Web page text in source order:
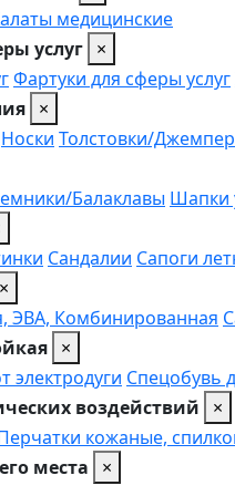
медицинские
услуг ×
Фартуки для сферы услуг
×
Носки Толстовки/
Балаклавы Шапки
Сандалии Сапоги
×
ЭВА, Комбинированная
×
электродуги Спецобувь
воздействий
×
кожаные,
места
×